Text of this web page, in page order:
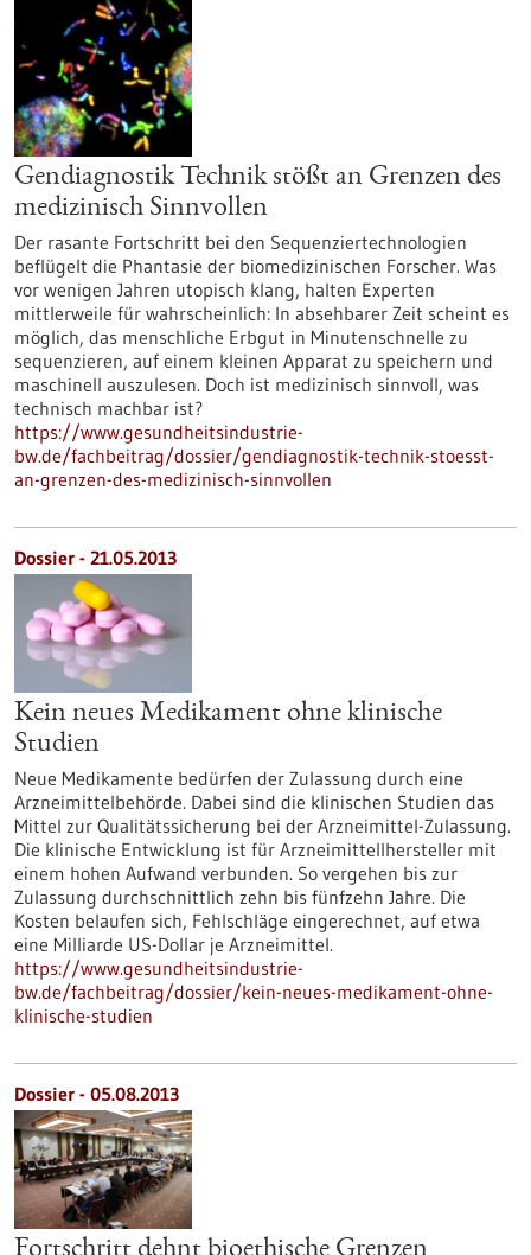
Gendiagnostik Technik stößt an Grenzen des
medizinisch Sinnvollen
Der rasante Fortschritt bei den Sequenziertechnologien
beflügelt die Phantasie der biomedizinischen Forscher. Was
vor wenigen Jahren utopisch klang, halten Experten
mittlerweile für wahrscheinlich: In absehbarer Zeit scheint es
möglich, das menschliche Erbgut in Minutenschnelle zu
sequenzieren, auf einem kleinen Apparat zu speichern und
maschinell auszulesen. Doch ist medizinisch sinnvoll, was
technisch machbar ist?
https://www.gesundheitsindustrie-
bw.de/fachbeitrag/dossier/gendiagnostik-technik-stoesst-
an-grenzen-des-medizinisch-sinnvollen
Dossier - 21.05.2013
Kein neues Medikament ohne klinische
Studien
Neue Medikamente bedürfen der Zulassung durch eine
Arzneimittelbehörde. Dabei sind die klinischen Studien das
Mittel zur Qualitätssicherung bei der Arzneimittel-Zulassung.
Die klinische Entwicklung ist für Arzneimittellhersteller mit
einem hohen Aufwand verbunden. So vergehen bis zur
Zulassung durchschnittlich zehn bis fünfzehn Jahre. Die
Kosten belaufen sich, Fehlschläge eingerechnet, auf etwa
eine Milliarde US-Dollar je Arzneimittel.
https://www.gesundheitsindustrie-
bw.de/fachbeitrag/dossier/kein-neues-medikament-ohne-
klinische-studien
Dossier - 05.08.2013